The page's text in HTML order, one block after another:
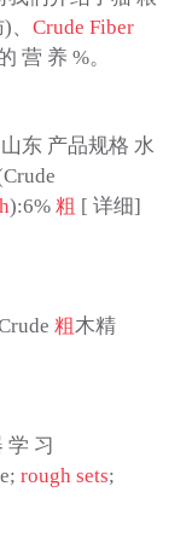
Crude Fiber
营 养 %。
东 产品规格 水
):6% 粗 [ 详细]
粗木精
学 习
rough sets;